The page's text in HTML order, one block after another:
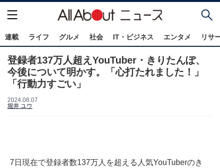
連載 ライフ グルメ 社会 IT・ビジネス エンタメ リサ
登録者137万人超えYouTuber・きりたんぽ、
今後について明かす。「心打たれました！」
「行動力すごい」
2024.08.07
堀井 ユウ
7日現在で登録者数137万人を超える人気YouTuberのき